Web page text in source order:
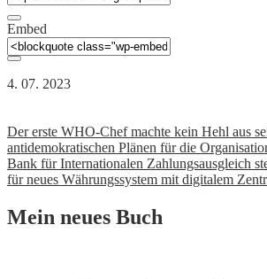
Embed
4. 07. 2023
Beitrags-
Navigation
Der erste WHO-Chef machte kein Hehl aus
antidemokratischen Plänen für die
Bank für Internationalen Zahlungsausgleich
für neues Währungssystem mit digitalem
Mein neues Buch